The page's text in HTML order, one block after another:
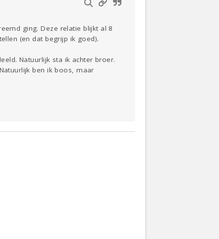
ging. Deze relatie blijkt al 8
(en dat begrijp ik goed).
Natuurlijk sta ik achter broer.
ben ik boos, maar